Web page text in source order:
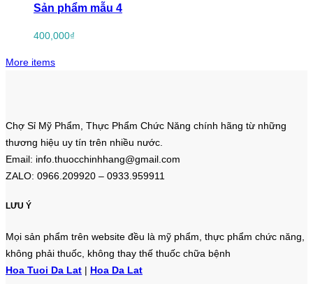
Sản phẩm mẫu 4
400,000₫
More items
Chợ Sỉ Mỹ Phẩm, Thực Phẩm Chức Năng chính hãng từ những
thương hiệu uy tín trên nhiều nước.
Email: info.thuocchinhhang@gmail.com
ZALO: 0966.209920 – 0933.959911
LƯU Ý
Mọi sản phẩm trên website đều là mỹ phẩm, thực phẩm chức năng,
không phải thuốc, không thay thế thuốc chữa bệnh
Hoa Tuoi Da Lat | Hoa Da Lat